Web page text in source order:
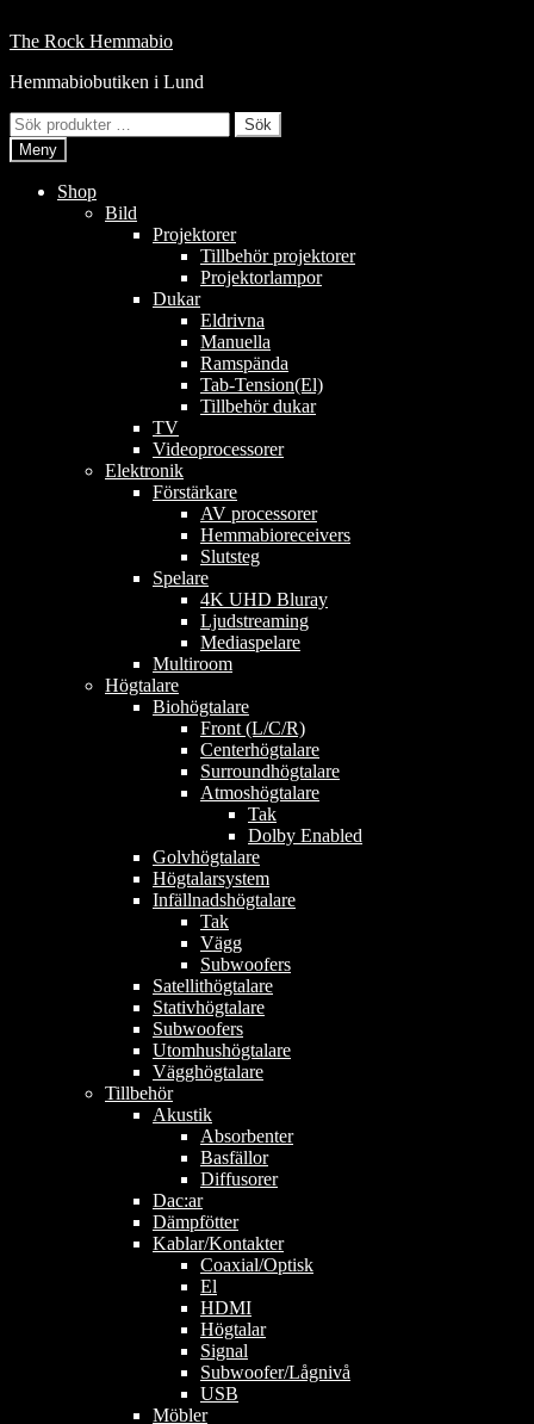
till
Hoppa
navigering
Hoppa
innehåll
The Rock Hemmabio
Hemmabiobutiken i Lund
Sök
efter:
Sök
Meny
Shop
Bild
Projektorer
Tillbehör projektorer
Projektorlampor
Dukar
Eldrivna
Manuella
Ramspända
Tab-Tension(El)
Tillbehör dukar
TV
Videoprocessorer
Elektronik
Förstärkare
AV processorer
Hemmabioreceivers
Slutsteg
Spelare
4K UHD Bluray
Ljudstreaming
Mediaspelare
Multiroom
Högtalare
Biohögtalare
Front (L/C/R)
Centerhögtalare
Surroundhögtalare
Atmoshögtalare
Tak
Dolby Enabled
Golvhögtalare
Högtalarsystem
Infällnadshögtalare
Tak
Vägg
Subwoofers
Satellithögtalare
Stativhögtalare
Subwoofers
Utomhushögtalare
Vägghögtalare
Tillbehör
Akustik
Absorbenter
Basfällor
Diffusorer
Dac:ar
Dämpfötter
Kablar/Kontakter
Coaxial/Optisk
El
HDMI
Högtalar
Signal
Subwoofer/Lågnivå
USB
Möbler